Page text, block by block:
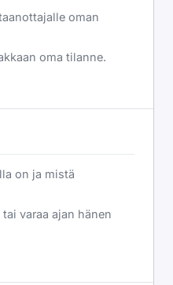
oman
oma tilanne.
on ja mistä
varaa ajan hänen